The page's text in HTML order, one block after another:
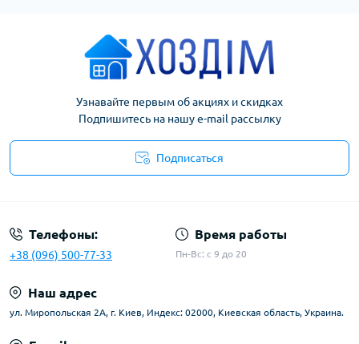
Узнавайте первым об акциях и скидках
Подпишитесь на нашу e-mail рассылку
Подписаться
Телефоны:
+38 (096) 500-77-33
Время работы
Пн-Вс: с 9 до 20
Наш адрес
ул. Миропольская 2А, г. Киев, Индекс: 02000, Киевская область, Украина.